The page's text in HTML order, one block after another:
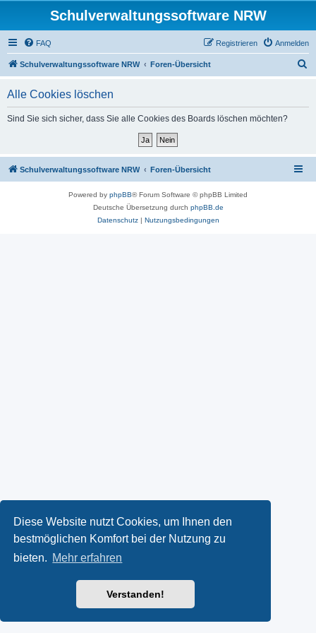
Diese Website nutzt Cookies, um Ihnen den
bestmöglichen Komfort bei der Nutzung zu
bieten. Mehr erfahren
Verstanden!
Schulverwaltungssoftware NRW
FAQ Anmelden
Registrieren
Schulverwaltungssoftware NRW Foren-Übersicht
Alle Cookies löschen
Sind Sie sich sicher, dass Sie alle Cookies des Boards löschen möchten?
Schulverwaltungssoftware NRW Foren-Übersicht
Powered by phpBB® Forum Software © phpBB Limited
Deutsche Übersetzung durch phpBB.de
Datenschutz| Nutzungsbedingungen